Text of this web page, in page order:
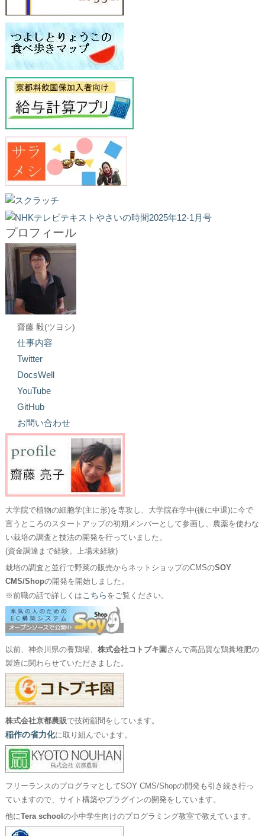
プロフィール
齋藤 毅(ツヨシ)
仕事内容
Twitter
DocsWell
YouTube
GitHub
お問い合わせ
大学院で植物の細胞学(主に形)を専攻し、大学院在学中(後に中退)に今で
言うところのスタートアップの初期メンバーとして参画し、農薬を使わな
い栽培の調査と技法の開発を行っていました。
(資金調達まで経験。上場未経験)
栽培の調査と並行で野菜の販売からネットショップのCMSのSOY
CMS/Shopの開発を開始しました。
※前職の話で詳しくはこちら をご覧ください。
以前、神奈川県の養鶏場、 株式会社コトブキ園 さんで高品質な鶏糞堆肥の
製造に関わらせていただきました。
株式会社京都農販で技術顧問をしています。
稲作の省力化に取り組んでいます。
フリーランスのプログラマとしてSOY CMS/Shopの開発も引き続き行っ
ていますので、サイト構築やプラグインの開発をしています。
他にTera school の小中学生向けのプログラミング教室で教えています。